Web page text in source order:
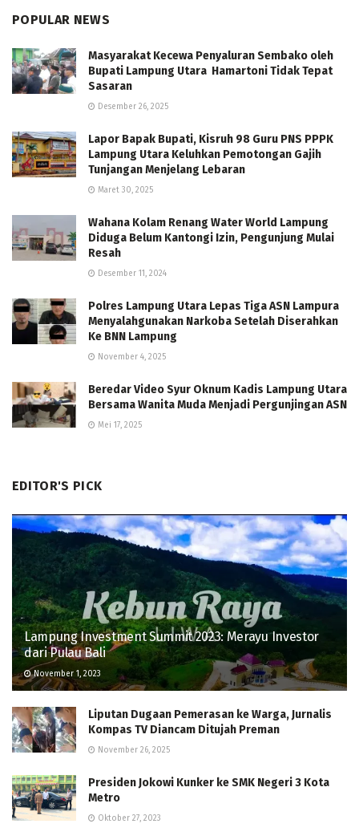
POPULAR NEWS
Masyarakat Kecewa Penyaluran Sembako oleh
Bupati Lampung Utara Hamartoni Tidak Tepat
Sasaran
Desember 26, 2025
Lapor Bapak Bupati, Kisruh 98 Guru PNS PPPK
Lampung Utara Keluhkan Pemotongan Gajih
Tunjangan Menjelang Lebaran
Maret 30, 2025
Wahana Kolam Renang Water World Lampung
Diduga Belum Kantongi Izin, Pengunjung Mulai
Resah
Desember 11, 2024
Polres Lampung Utara Lepas Tiga ASN Lampura
Menyalahgunakan Narkoba Setelah Diserahkan
Ke BNN Lampung
November 4, 2025
Beredar Video Syur Oknum Kadis Lampung Utara
Bersama Wanita Muda Menjadi Pergunjingan ASN
Mei 17, 2025
EDITOR'S PICK
Lampung Investment Summit 2023: Merayu Investor
dari Pulau Bali
November 1, 2023
Liputan Dugaan Pemerasan ke Warga, Jurnalis
Kompas TV Diancam Ditujah Preman
November 26, 2025
Presiden Jokowi Kunker ke SMK Negeri 3 Kota
Metro
Oktober 27, 2023